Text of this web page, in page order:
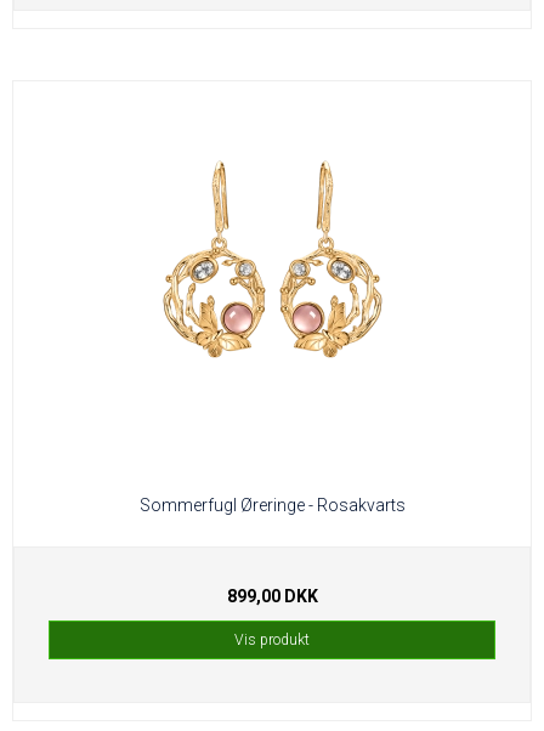
Sommerfugl Øreringe - Rosakvarts
899,00 DKK
Vis produkt